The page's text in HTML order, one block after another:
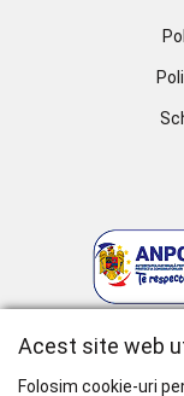
Acest site web
Folosim cookie-uri